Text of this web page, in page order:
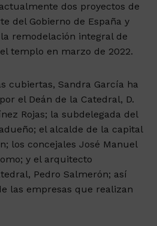
dos proyectos de
del Gobierno de España y
remodelación integral de
templo en marzo de 2022.
cubiertas, Sandra García ha
el Deán de la Catedral, D.
Rojas; la subdelegada del
el alcalde de la capital
los concejales José Manuel
y el arquitecto
Pedro Salmerón; así
las empresas que realizan